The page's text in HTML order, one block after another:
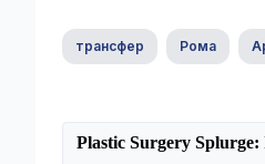
трансфер Рома